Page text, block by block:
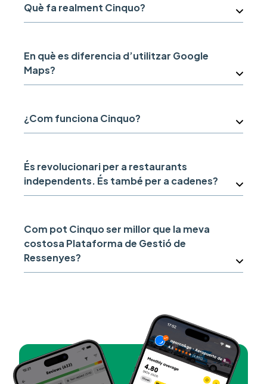
Què fa realment Cinquo?
En què es diferencia d’utilitzar Google
Maps?
¿Com funciona Cinquo?
És revolucionari per a restaurants
independents. És també per a cadenes?
Com pot Cinquo ser millor que la meva
costosa Plataforma de Gestió de
Ressenyes?